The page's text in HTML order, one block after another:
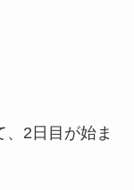
2日目が始ま